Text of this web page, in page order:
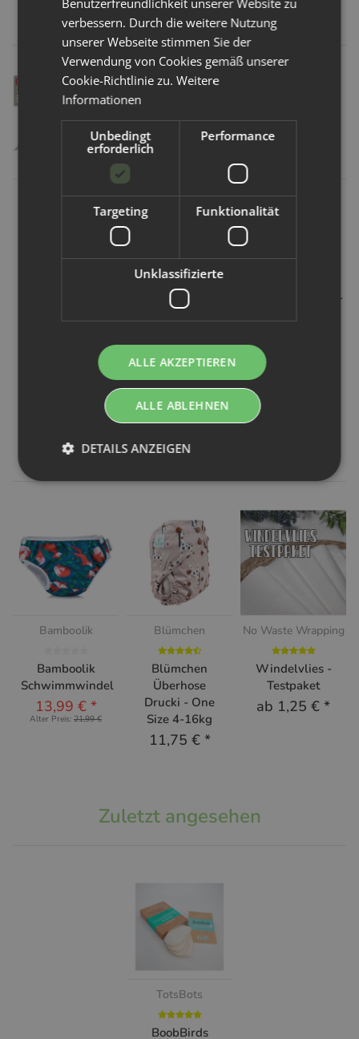
Artikel:
Pop In
10,49 €*
Avo+Cado
Bodyverlängerung
- 3 Stk
7,49 €
Ulrich Natürlich
Geruchsabsorber
2kg
13,99 € pro 1 kg
Ähnliche Artikel
Bamboolik
Bamboolik
Schwimmwindel
13,99 € *
Alter Preis: 21,99 €
Blümchen
Blümchen
Überhose
Drucki - One
Size 4-16kg
11,75 € *
No Waste Wrapping
Windelvlies -
Testpaket
ab 1,25 € *
Zuletzt angesehen
TotsBots
BoobBirds
Benutzerfreundlichkeit unserer Website zu
verbessern. Durch die weitere Nutzung
unserer Webseite stimmen Sie der
Verwendung von Cookies gemäß unserer
Cookie-Richtlinie zu.Weitere
Informationen
Unbedingt
erforderlich
Performance
Targeting Funktionalität
Unklassifizierte
ALLE AKZEPTIEREN
ALLE ABLEHNEN
DETAILS ANZEIGEN